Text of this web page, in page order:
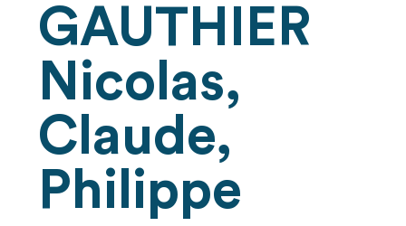
GAUTHIER
Nicolas,
Claude,
Philippe